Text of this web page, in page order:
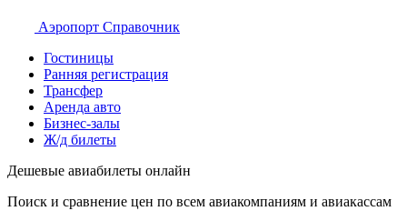
Аэропорт Справочник
Гостиницы
Ранняя регистрация
Трансфер
Аренда авто
Бизнес-залы
Ж/д билеты
Дешевые авиабилеты онлайн
Поиск и сравнение цен по всем авиакомпаниям и авиакассам